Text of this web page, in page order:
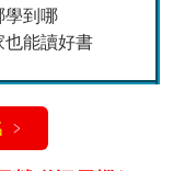
學到哪
能讀好書
﹥